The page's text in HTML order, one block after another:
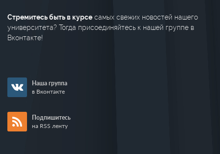
Стремитесь быть в курсе самых свежих новостей нашего
университета? Тогда присоединяйтесь к нашей группе в
Вконтакте!
Наша группа
в Вконтакте
Подпишитесь
на RSS ленту